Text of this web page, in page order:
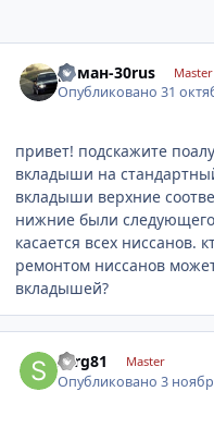
роман-30rus Master
Опубликовано31
привет! подскажите
вкладыши на
вкладыши верхние
нижние были
касается всех ниссанов.
ремонтом ниссанов
вкладышей?
serg81 Master
Опубликовано3